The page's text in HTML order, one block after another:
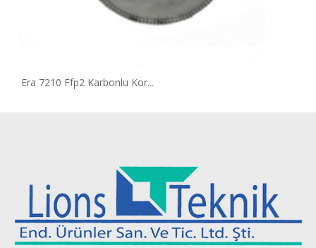
Era 7210 Ffp2 Karbonlu Kor...